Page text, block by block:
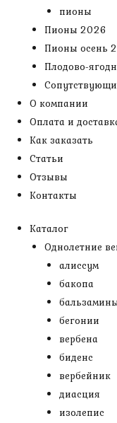
пионы
Пионы 2026
Пионы осень
Плодово-
О компании
Оплата и
Как заказать
Статьи
Отзывы
Контакты
Каталог
Однолетние
алиссум
бакопа
бегонии
вербена
биденс
вербейник
диасция
изолепис